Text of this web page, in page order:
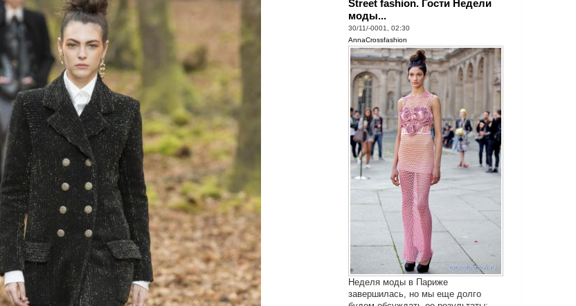
Street fashion. Гости Недели
моды...
30/11/-0001, 02:30
AnnaCrossfashion
Неделя моды в Париже
завершилась, но мы еще долго